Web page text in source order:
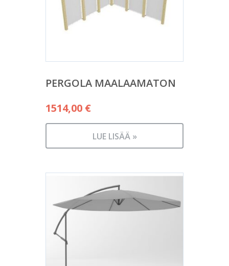
PERGOLA MAALAAMATON
1514,00 €
LUE LISÄÄ »